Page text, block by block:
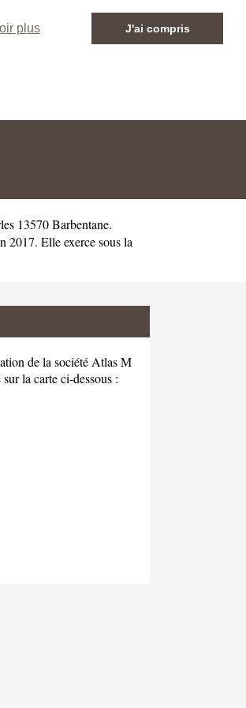
plus J'ai compris
13570 Barbentane.
2017. Elle exerce sous la
de la société Atlas M
la carte ci-dessous :